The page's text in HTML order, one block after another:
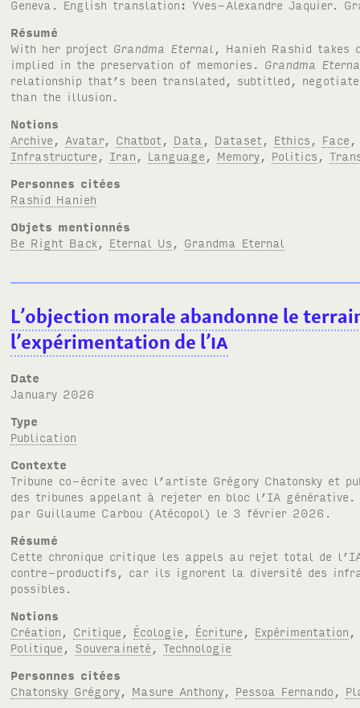
Geneva. English translation: Yves-Alexandre Jaquier.
Résumé
With her project Grandma Eternal
, Hanieh Rashid takes
implied in the preservation of memories. Grandma
relationship that’s been translated, subtitled,
than the illusion.
Notions
Archive
Avatar, Chatbot Data Dataset Ethics Face
Infrastructure
Iran Language Memory Politics ,
Personnes citées
Rashid Hanieh
Objets mentionnés
Be Right Back
Eternal Us Grandma Eternal
L’objection morale abandonne le
l’expérimentation de l’IA
Date
January 2026
Type
Publication
Contexte
Tribune co-écrite avec l’artiste Grégory Chatonsky et
des tribunes appelant à rejeter en bloc l’IA
par Guillaume Carbou (Atécopol) le 3 février 2026.
Résumé
Cette chronique critique les appels au rejet total de l’
contre-productifs, car ils ignorent la diversité des
possibles.
Notions
Création
Critique Écologie Écriture Expérimentation
Politique
Souveraineté ,Technologie
Personnes citées
Chatonsky Grégory
Masure Anthony Pessoa Fernando